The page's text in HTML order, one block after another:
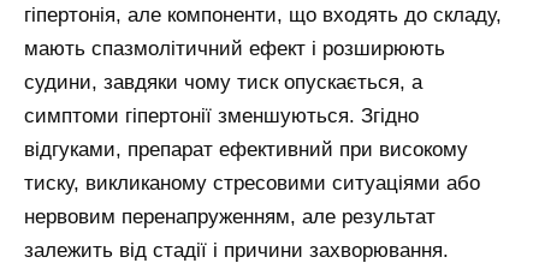
гіпертонія, але компоненти, що входять до складу,
мають спазмолітичний ефект і розширюють
судини, завдяки чому тиск опускається, а
симптоми гіпертонії зменшуються. Згідно
відгуками, препарат ефективний при високому
тиску, викликаному стресовими ситуаціями або
нервовим перенапруженням, але результат
залежить від стадії і причини захворювання.